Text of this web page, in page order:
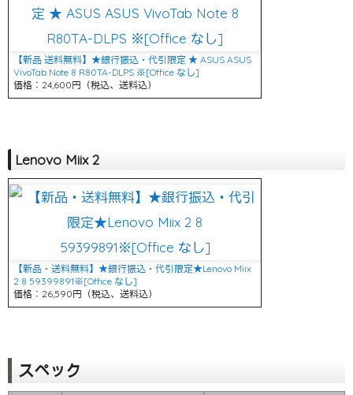
【新品 送料無料】★銀行振込・代引限定 ★ ASUS ASUS
VivoTab Note 8 R80TA-DLPS ※[Office なし]
価格：24,600円（税込、送料込）
Lenovo Miix 2
【新品・送料無料】★銀行振込・代引限定★Lenovo Miix
2 8 59399891※[Office なし]
価格：26,590円（税込、送料込）
スペック